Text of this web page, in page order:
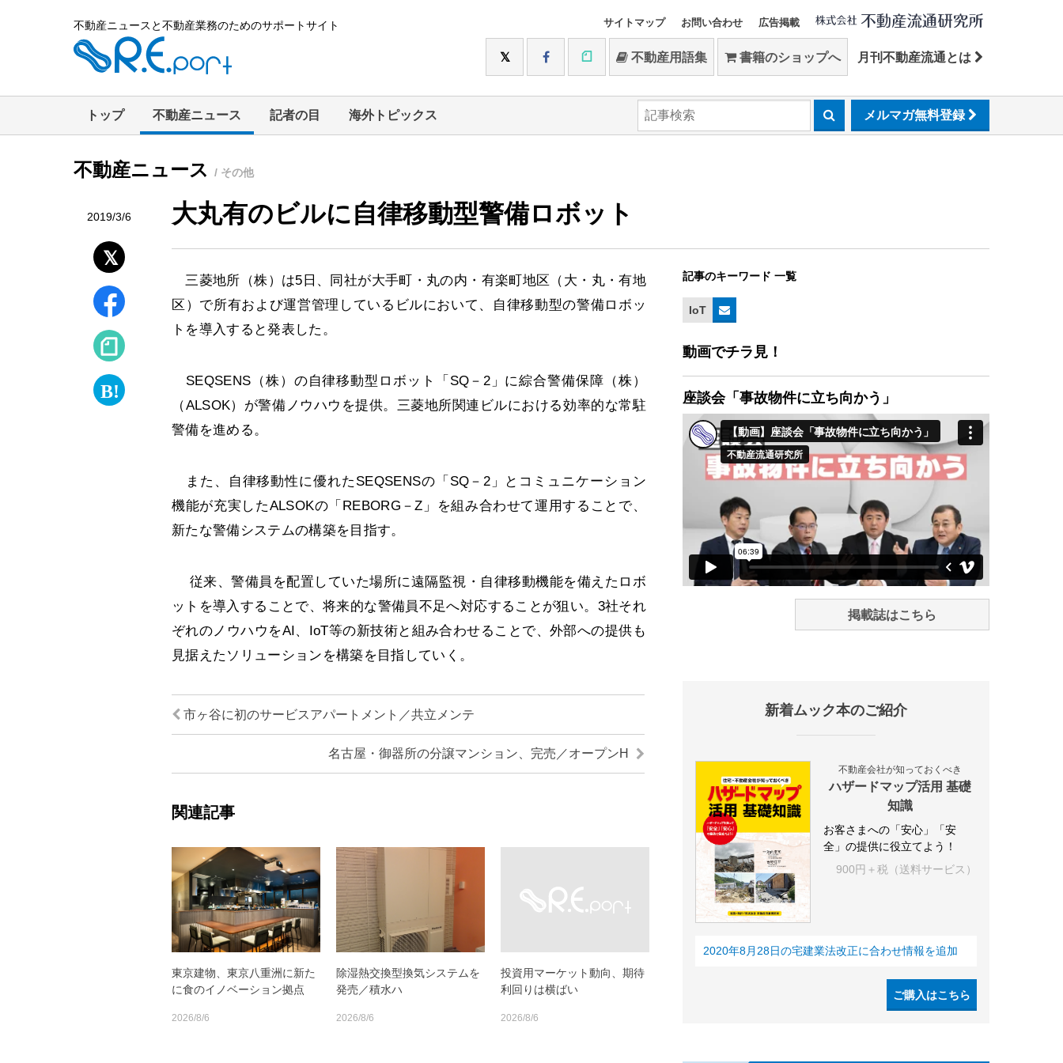
不動産ニュースと不動産業務のためのサポートサイト サイトマップ お問い合わせ 広告掲載
不動産用語集 書籍のショップへ 月刊不動産流通とは
トップ 不動産ニュース 記者の目 海外トピックス メルマガ無料登録
不動産ニュース / その他
2019/3/6 大丸有のビルに自律移動型警備ロボット
三菱地所（株）は5日、同社が大手町・丸の内・有楽町地区（大・丸・有地
区）で所有および運営管理しているビルにおいて、自律移動型の警備ロボッ
トを導入すると発表した。
SEQSENS（株）の自律移動型ロボット「SQ－2」に綜合警備保障（株）
（ALSOK）が警備ノウハウを提供。三菱地所関連ビルにおける効率的な常駐
警備を進める。
また、自律移動性に優れたSEQSENSの「SQ－2」とコミュニケーション
機能が充実したALSOKの「REBORG－Z」を組み合わせて運用することで、
新たな警備システムの構築を目指す。
従来、警備員を配置していた場所に遠隔監視・自律移動機能を備えたロボ
ットを導入することで、将来的な警備員不足へ対応することが狙い。3社それ
ぞれのノウハウをAI、IoT等の新技術と組み合わせることで、外部への提供も
見据えたソリューションを構築を目指していく。
市ヶ谷に初のサービスアパートメント／共立メンテ
名古屋・御器所の分譲マンション、完売／オープンH
関連記事
東京建物、東京八重洲に新た
に食のイノベーション拠点
2026/8/6
除湿熱交換型換気システムを
発売／積水ハ
2026/8/6
投資用マーケット動向、期待
利回りは横ばい
2026/8/6
記事のキーワード 一覧
IoT
動画でチラ見！
座談会「事故物件に立ち向かう」
掲載誌はこちら
新着ムック本のご紹介
不動産会社が知っておくべき
ハザードマップ活用 基礎
知識
お客さまへの「安心」「安
全」の提供に役立てよう！
900円＋税（送料サービス）
2020年8月28日の宅建業法改正に合わせ情報を追加
ご購入はこちら